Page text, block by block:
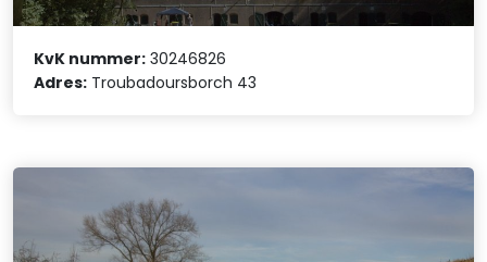
KvK nummer: 30246826
Adres: Troubadoursborch 43